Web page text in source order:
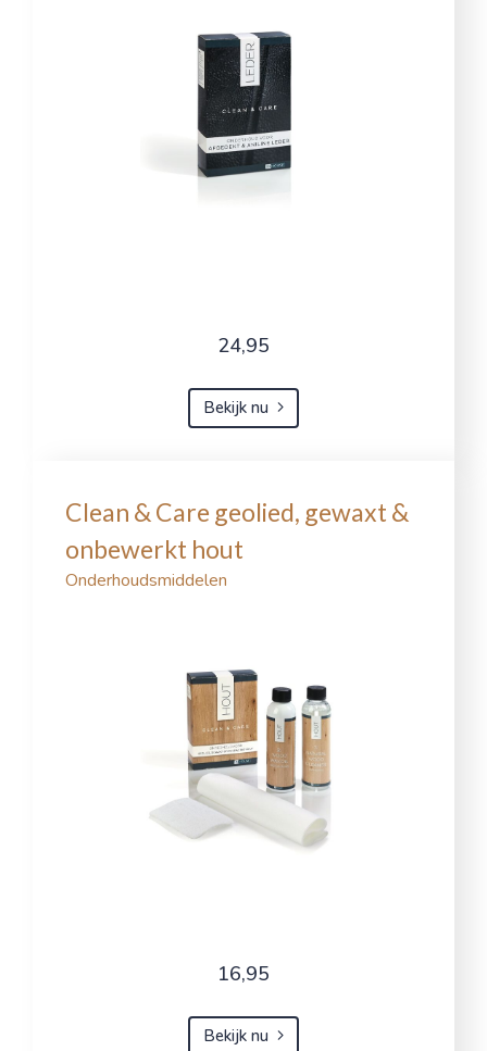
24,95
Bekijk nu
Clean & Care geolied, gewaxt &
onbewerkt hout
Onderhoudsmiddelen
16,95
Bekijk nu